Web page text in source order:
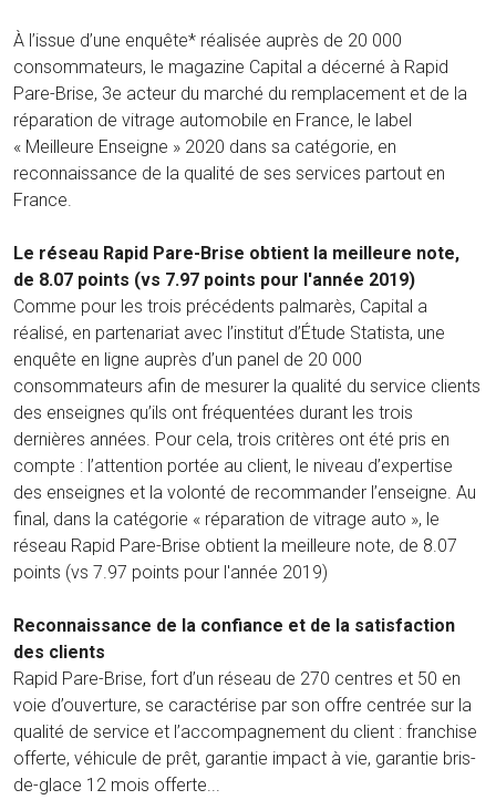
À l’issue d’une enquête* réalisée auprès de 20 000
consommateurs, le magazine Capital a décerné à Rapid
Pare-Brise, 3e acteur du marché du remplacement et de la
réparation de vitrage automobile en France, le label
« Meilleure Enseigne » 2020 dans sa catégorie, en
reconnaissance de la qualité de ses services partout en
France.
Le réseau Rapid Pare-Brise obtient la meilleure note,
de 8.07 points (vs 7.97 points pour l'année 2019)
Comme pour les trois précédents palmarès, Capital a
réalisé, en partenariat avec l’institut d’Étude Statista, une
enquête en ligne auprès d’un panel de 20 000
consommateurs afin de mesurer la qualité du service clients
des enseignes qu’ils ont fréquentées durant les trois
dernières années. Pour cela, trois critères ont été pris en
compte : l’attention portée au client, le niveau d’expertise
des enseignes et la volonté de recommander l’enseigne. Au
final, dans la catégorie « réparation de vitrage auto », le
réseau Rapid Pare-Brise obtient la meilleure note, de 8.07
points (vs 7.97 points pour l'année 2019)
Reconnaissance de la confiance et de la satisfaction
des clients
Rapid Pare-Brise, fort d’un réseau de 270 centres et 50 en
voie d’ouverture, se caractérise par son offre centrée sur la
qualité de service et l’accompagnement du client : franchise
offerte, véhicule de prêt, garantie impact à vie, garantie bris-
de-glace 12 mois offerte...